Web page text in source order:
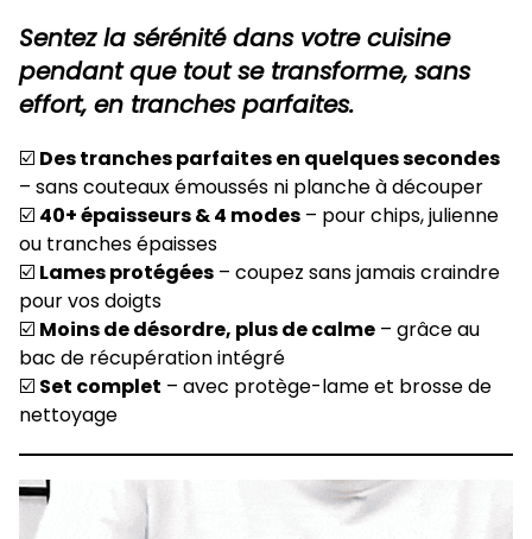
Sentez la sérénité dans votre cuisine
pendant que tout se transforme, sans
effort, en tranches parfaites.
☑️ Des tranches parfaites en quelques secondes
– sans couteaux émoussés ni planche à découper
☑️ 40+ épaisseurs & 4 modes – pour chips, julienne
ou tranches épaisses
☑️ Lames protégées – coupez sans jamais craindre
pour vos doigts
☑️ Moins de désordre, plus de calme – grâce au
bac de récupération intégré
☑️ Set complet – avec protège-lame et brosse de
nettoyage